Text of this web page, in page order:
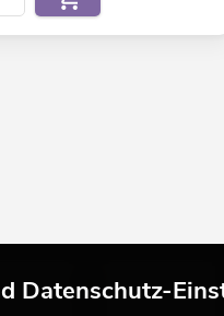
Datenschutz-